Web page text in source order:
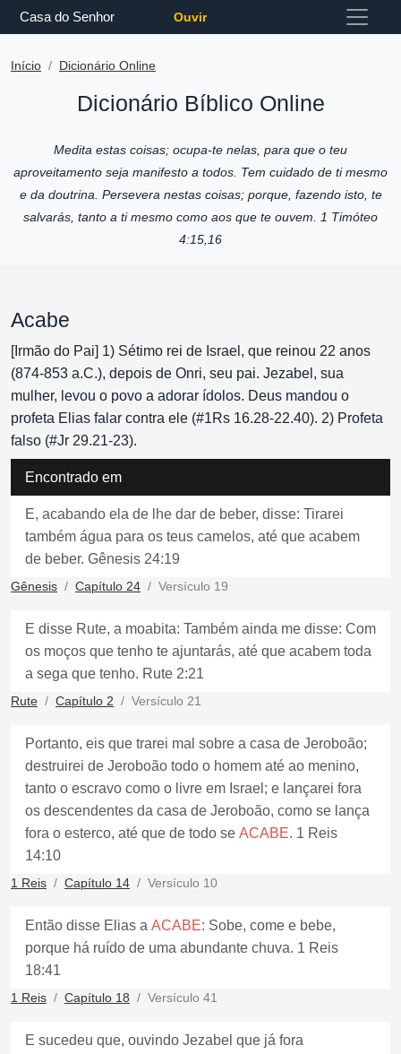
Casa do Senhor Ouvir
Início Dicionário Online
Dicionário Bíblico Online
Medita estas coisas; ocupa-te nelas, para que o teu
aproveitamento seja manifesto a todos. Tem cuidado de ti mesmo
e da doutrina. Persevera nestas coisas; porque, fazendo isto, te
salvarás, tanto a ti mesmo como aos que te ouvem. 1 Timóteo
4:15,16
Acabe
[Irmão do Pai] 1) Sétimo rei de Israel, que reinou 22 anos
(874-853 a.C.), depois de Onri, seu pai. Jezabel, sua
mulher, levou o povo a adorar ídolos. Deus mandou o
profeta Elias falar contra ele (#1Rs 16.28-22.40). 2) Profeta
falso (#Jr 29.21-23).
Encontrado em
E, acabando ela de lhe dar de beber, disse: Tirarei
também água para os teus camelos, até que acabem
de beber. Gênesis 24:19
Gênesis Capítulo 24 Versículo 19
E disse Rute, a moabita: Também ainda me disse: Com
os moços que tenho te ajuntarás, até que acabem toda
a sega que tenho. Rute 2:21
Rute Capítulo 2 Versículo 21
Portanto, eis que trarei mal sobre a casa de Jeroboão;
destruirei de Jeroboão todo o homem até ao menino,
tanto o escravo como o livre em Israel; e lançarei fora
os descendentes da casa de Jeroboão, como se lança
fora o esterco, até que de todo se ACABE. 1 Reis
14:10
1 Reis Capítulo 14 Versículo 10
Então disse Elias a ACABE: Sobe, come e bebe,
porque há ruído de uma abundante chuva. 1 Reis
18:41
1 Reis Capítulo 18 Versículo 41
E sucedeu que, ouvindo Jezabel que já fora